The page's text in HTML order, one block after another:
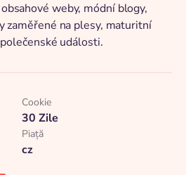
weby, módní blogy,
zaměřené na plesy, maturitní
události.
Cookie
30 Zile
Piaţă
cz